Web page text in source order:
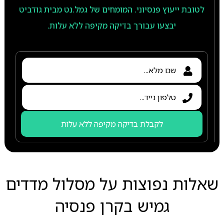
לטובת ייעוץ פנסיוני. המומחים של גמל.נט מבית גודביט
יבצעו עבורך בדיקה מקיפה ללא עלות.
לקבלת בדיקה מקיפה ללא עלות
שאלות נפוצות על מסלול מדדים
גמיש בקרן פנסיה